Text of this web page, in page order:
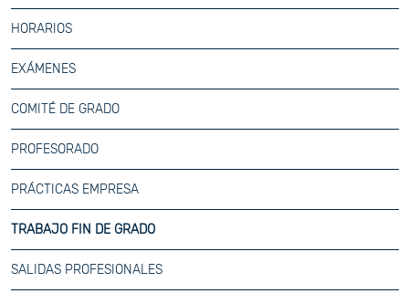
HORARIOS
EXÁMENES
COMITÉ DE GRADO
PROFESORADO
PRÁCTICAS EMPRESA
TRABAJO FIN DE GRADO
SALIDAS PROFESIONALES